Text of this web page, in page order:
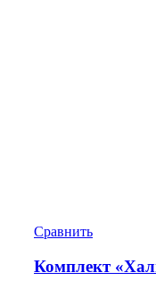
Сравнить
Комплект